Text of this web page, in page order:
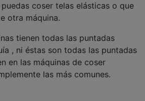
coser telas elásticas o que
otra máquina.
tienen todas las puntadas
, ni éstas son todas las puntadas
en las máquinas de coser
las más comunes.